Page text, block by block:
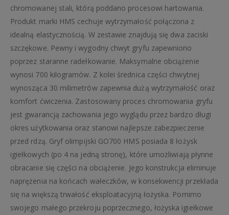
chromowanej stali, którą poddano procesowi hartowania.
Produkt marki HMS cechuje wytrzymałość połączona z
idealną elastycznością. W zestawie znajdują się dwa zaciski
szczękowe. Pewny i wygodny chwyt gryfu zapewniono
poprzez staranne radełkowanie. Maksymalne obciążenie
wynosi 700 kilogramów. Z kolei średnica części chwytnej
wynosząca 30 milimetrów zapewnia dużą wytrzymałość oraz
komfort ćwiczenia. Zastosowany proces chromowania gryfu
jest gwarancją zachowania jego wyglądu przez bardzo długi
okres użytkowania oraz stanowi najlepsze zabezpieczenie
przed rdzą. Gryf olimpijski GO700 HMS posiada 8 łożysk
igiełkowych (po 4 na jedną stronę), które umożliwiają płynne
obracanie się części na obciążenie. Jego konstrukcja eliminuje
naprężenia na końcach wałeczków, w konsekwencji przekłada
się na większą trwałość eksploatacyjną łożyska. Pomimo
swojego małego przekroju poprzecznego, łożyska igiełkowe